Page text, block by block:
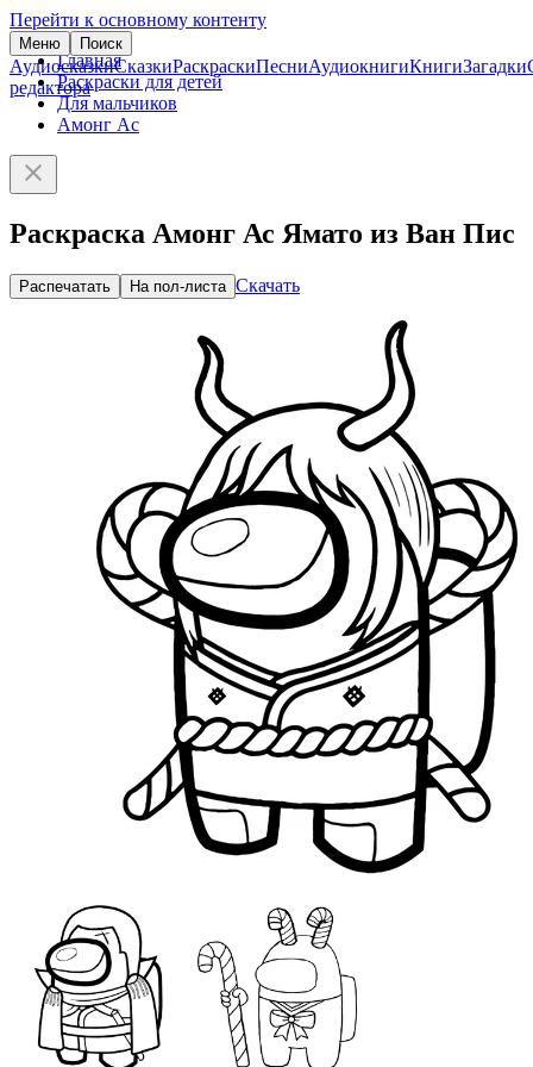
Перейти к основному контенту
Меню Поиск
АудиосказкиСказкиРаскраскиПесниАудиокнигиКнигиЗагадки
редактора
Главная
Раскраски для детей
Для мальчиков
Амонг Ас
Раскраска Амонг Ас Ямато из Ван Пис
Распечатать На пол-листа Скачать